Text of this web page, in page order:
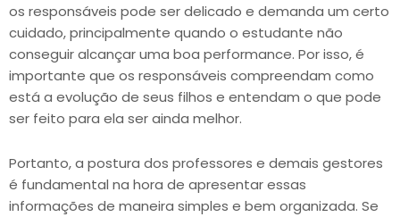
os responsáveis pode ser delicado e demanda um certo
cuidado, principalmente quando o estudante não
conseguir alcançar uma boa performance. Por isso, é
importante que os responsáveis compreendam como
está a evolução de seus filhos e entendam o que pode
ser feito para ela ser ainda melhor.
Portanto, a postura dos professores e demais gestores
é fundamental na hora de apresentar essas
informações de maneira simples e bem organizada. Se